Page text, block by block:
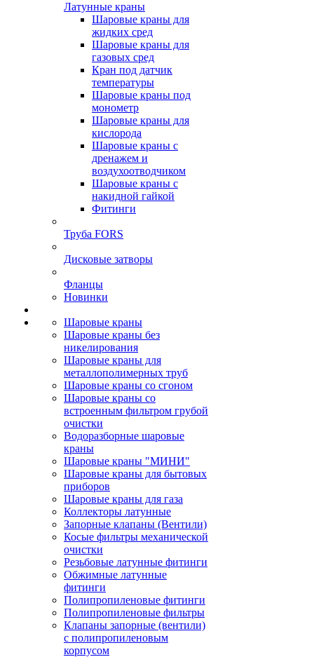
Латунные краны
Шаровые краны для
жидких сред
Шаровые краны для
газовых сред
Кран под датчик
температуры
Шаровые краны под
монометр
Шаровые краны для
кислорода
Шаровые краны с
дренажем и
воздухоотводчиком
Шаровые краны с
накидной гайкой
Фитинги
Труба FORS
Дисковые затворы
Фланцы
Новинки
Шаровые краны
Шаровые краны без
никелирования
Шаровые краны для
металлополимерных труб
Шаровые краны со сгоном
Шаровые краны со
встроенным фильтром грубой
очистки
Водоразборные шаровые
краны
Шаровые краны "МИНИ"
Шаровые краны для бытовых
приборов
Шаровые краны для газа
Коллекторы латунные
Запорные клапаны (Вентили)
Косые фильтры механической
очистки
Резьбовые латунные фитинги
Обжимные латунные
фитинги
Полипропиленовые фитинги
Полипропиленовые фильтры
Клапаны запорные (вентили)
с полипропиленовым
корпусом